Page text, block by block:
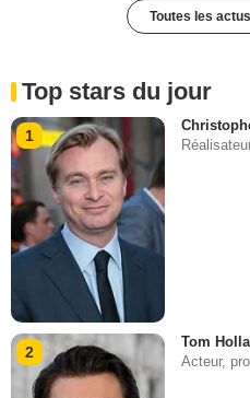
Toutes les
Top stars du jour
1
2
Tom
Acteur,